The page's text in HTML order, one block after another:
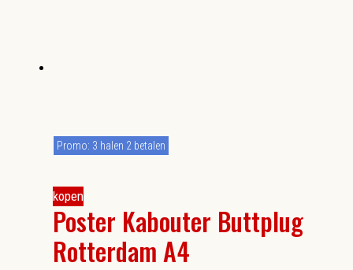
kopen
Poster Kabouter Buttplug
Rotterdam A4
Promo: 3 halen 2 betalen